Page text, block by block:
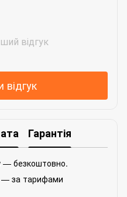
відгук
Гарантія
— безкоштовно.
— за тарифами